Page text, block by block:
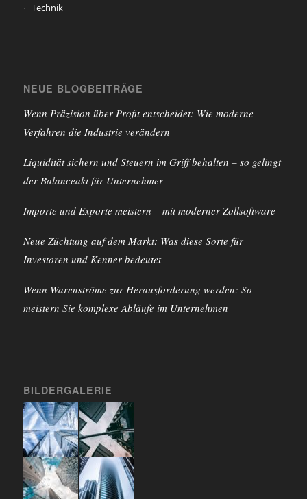
Technik
NEUE BLOGBEITRÄGE
Wenn Präzision über Profit entscheidet: Wie moderne
Verfahren die Industrie verändern
Liquidität sichern und Steuern im Griff behalten – so gelingt
der Balanceakt für Unternehmer
Importe und Exporte meistern – mit moderner Zollsoftware
Neue Züchtung auf dem Markt: Was diese Sorte für
Investoren und Kenner bedeutet
Wenn Warenströme zur Herausforderung werden: So
meistern Sie komplexe Abläufe im Unternehmen
BILDERGALERIE